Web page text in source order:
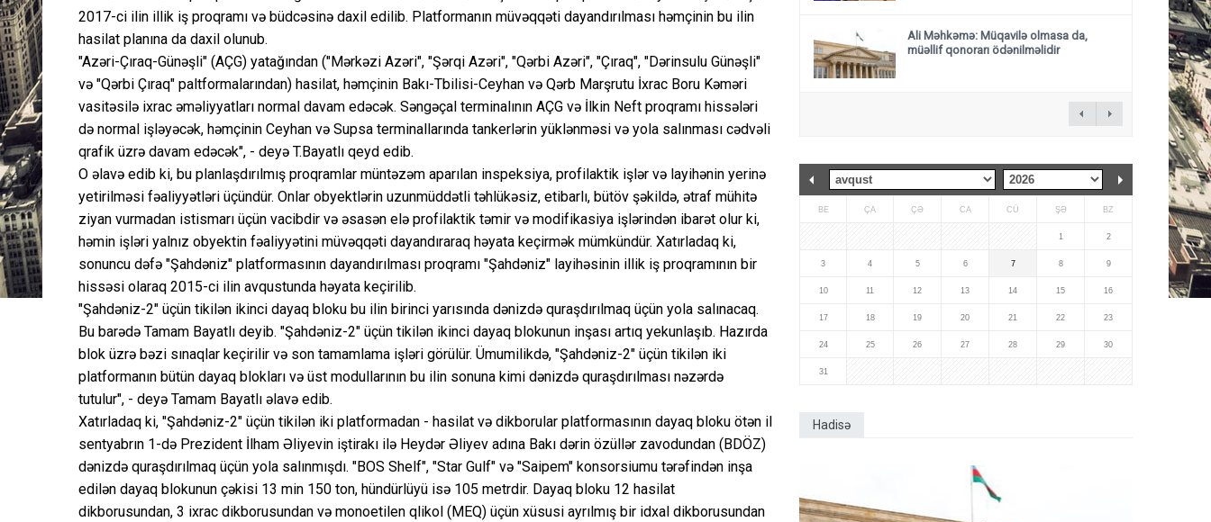
2017-ci ilin illik iş proqramı və büdcəsinə daxil edilib. Platformanın müvəqqəti dayandırılması həmçinin bu ilin
hasilat planına da daxil olunub.
"Azəri-Çıraq-Günəşli" (AÇG) yatağından ("Mərkəzi Azəri", "Şərqi Azəri", "Qərbi Azəri", "Çıraq", "Dərinsulu Günəşli"
və "Qərbi Çıraq" paltformalarından) hasilat, həmçinin Bakı-Tbilisi-Ceyhan və Qərb Marşrutu İxrac Boru Kəməri
vasitəsilə ixrac əməliyyatları normal davam edəcək. Səngəçal terminalının AÇG və İlkin Neft proqramı hissələri
də normal işləyəcək, həmçinin Ceyhan və Supsa terminallarında tankerlərin yüklənməsi və yola salınması cədvəli
qrafik üzrə davam edəcək", - deyə T.Bayatlı qeyd edib.
O əlavə edib ki, bu planlaşdırılmış proqramlar müntəzəm aparılan inspeksiya, profilaktik işlər və layihənin yerinə
yetirilməsi fəaliyyətləri üçündür. Onlar obyektlərin uzunmüddətli təhlükəsiz, etibarlı, bütöv şəkildə, ətraf mühitə
ziyan vurmadan istismarı üçün vacibdir və əsasən elə profilaktik təmir və modifikasiya işlərindən ibarət olur ki,
həmin işləri yalnız obyektin fəaliyyətini müvəqqəti dayandıraraq həyata keçirmək mümkündür. Xatırladaq ki,
sonuncu dəfə "Şahdəniz" platformasının dayandırılması proqramı "Şahdəniz" layihəsinin illik iş proqramının bir
hissəsi olaraq 2015-ci ilin avqustunda həyata keçirilib.
"Şahdəniz-2" üçün tikilən ikinci dayaq bloku bu ilin birinci yarısında dənizdə quraşdırılmaq üçün yola salınacaq.
Bu barədə Tamam Bayatlı deyib. "Şahdəniz-2" üçün tikilən ikinci dayaq blokunun inşası artıq yekunlaşıb. Hazırda
blok üzrə bəzi sınaqlar keçirilir və son tamamlama işləri görülür. Ümumilikdə, "Şahdəniz-2" üçün tikilən iki
platformanın bütün dayaq blokları və üst modullarının bu ilin sonuna kimi dənizdə quraşdırılması nəzərdə
tutulur", - deyə Tamam Bayatlı əlavə edib.
Xatırladaq ki, "Şahdəniz-2" üçün tikilən iki platformadan - hasilat və dikborular platformasının dayaq bloku ötən il
sentyabrın 1-də Prezident İlham Əliyevin iştirakı ilə Heydər Əliyev adına Bakı dərin özüllər zavodundan (BDÖZ)
dənizdə quraşdırılmaq üçün yola salınmışdı. "BOS Shelf", "Star Gulf" və "Saipem" konsorsiumu tərəfindən inşa
edilən dayaq blokunun çəkisi 13 min 150 ton, hündürlüyü isə 105 metrdir. Dayaq bloku 12 hasilat
dikborusundan, 3 ixrac dikborusundan və monoetilen qlikol (MEQ) üçün xüsusi ayrılmış bir idxal dikborusundan
Ali Məhkəmə: Müqavilə olmasa da,
müəllif qonorarı ödənilməlidir
BE ÇA ÇƏ CA CÜ ŞƏ BZ
1 2
3 4 5 6 7 8 9
10 11 12 13 14 15 16
17 18 19 20 21 22 23
24 25 26 27 28 29 30
31
Hadisə